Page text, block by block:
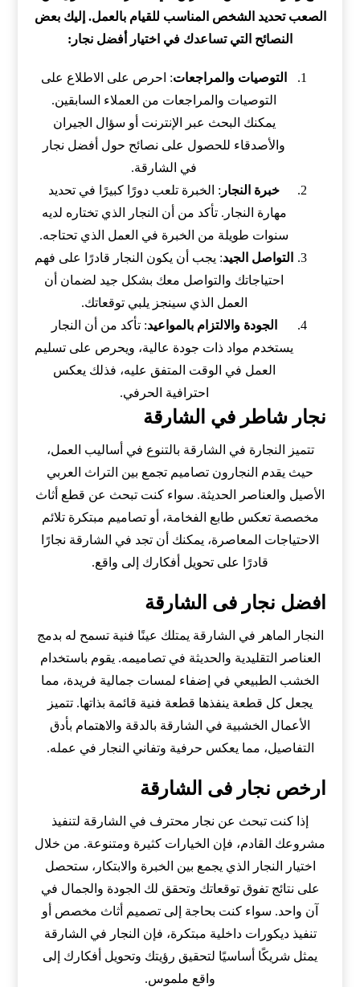
الصعب تحديد الشخص المناسب للقيام بالعمل. إليك بعض
النصائح التي تساعدك في اختيار أفضل نجار:
التوصيات والمراجعات: احرص على الاطلاع على
التوصيات والمراجعات من العملاء السابقين.
يمكنك البحث عبر الإنترنت أو سؤال الجيران
والأصدقاء للحصول على نصائح حول أفضل نجار
في الشارقة.
خبرة النجار : الخبرة تلعب دورًا كبيرًا في تحديد
مهارة النجار. تأكد من أن النجار الذي تختاره لديه
سنوات طويلة من الخبرة في العمل الذي تحتاجه.
التواصل الجيد: يجب أن يكون النجار قادرًا على فهم
احتياجاتك والتواصل معك بشكل جيد لضمان أن
العمل الذي سينجز يلبي توقعاتك.
الجودة والالتزام بالمواعيد: تأكد من أن النجار
يستخدم مواد ذات جودة عالية، ويحرص على تسليم
العمل في الوقت المتفق عليه، فذلك يعكس
احترافية الحرفي.
نجار شاطر في الشارقة
تتميز النجارة في الشارقة بالتنوع في أساليب العمل،
حيث يقدم النجارون تصاميم تجمع بين التراث العربي
الأصيل والعناصر الحديثة. سواء كنت تبحث عن قطع أثاث
مخصصة تعكس طابع الفخامة، أو تصاميم مبتكرة تلائم
الاحتياجات المعاصرة، يمكنك أن تجد في الشارقة نجارًا
قادرًا على تحويل أفكارك إلى واقع.
افضل نجار فى الشارقة
النجار الماهر في الشارقة يمتلك عينًا فنية تسمح له بدمج
العناصر التقليدية والحديثة في تصاميمه. يقوم باستخدام
الخشب الطبيعي في إضفاء لمسات جمالية فريدة، مما
يجعل كل قطعة ينفذها قطعة فنية قائمة بذاتها. تتميز
الأعمال الخشبية في الشارقة بالدقة والاهتمام بأدق
التفاصيل، مما يعكس حرفية وتفاني النجار في عمله.
ارخص نجار فى الشارقة
إذا كنت تبحث عن نجار محترف في الشارقة لتنفيذ
مشروعك القادم، فإن الخيارات كثيرة ومتنوعة. من خلال
اختيار النجار الذي يجمع بين الخبرة والابتكار، ستحصل
على نتائج تفوق توقعاتك وتحقق لك الجودة والجمال في
آن واحد. سواء كنت بحاجة إلى تصميم أثاث مخصص أو
تنفيذ ديكورات داخلية مبتكرة، فإن النجار في الشارقة
يمثل شريكًا أساسيًا لتحقيق رؤيتك وتحويل أفكارك إلى
واقع ملموس.